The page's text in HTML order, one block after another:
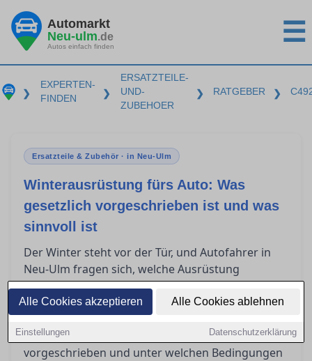
Alle Cookies akzeptieren Alle Cookies ablehnen
Einstellungen Datenschutzerklärung
Automarkt
Neu-ulm.de
Autos einfach finden ☰
❯
EXPERTEN-
FINDEN
❯
ERSATZTEILE-
UND-
ZUBEHOER
❯ RATGEBER ❯
Ersatzteile & Zubehör · in Neu-Ulm
Winterausrüstung fürs Auto: Was
gesetzlich vorgeschrieben ist und was
sinnvoll ist
Der Winter steht vor der Tür, und Autofahrer in
Neu-Ulm fragen sich, welche Ausrüstung
entscheidend ist, um sicher durch die kalte
Jahreszeit zu kommen. Die situative
Winterreifenpflicht wirft immer wieder Fragen
auf: Wann genau sind Winterreifen
vorgeschrieben und unter welchen Bedingungen